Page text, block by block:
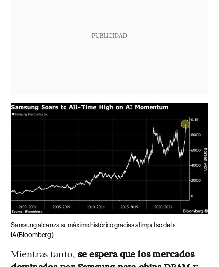
PUBLICIDAD
Samsung alcanza su máximo histórico gracias al impulso de la
IA(Bloomberg)
Mientras tanto, se espera que los mercados